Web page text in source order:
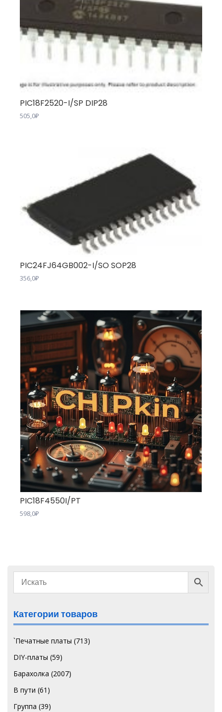
PIC18F2520-I/SP DIP28
505,0₽
PIC24FJ64GB002-I/SO SOP28
356,0₽
PIC18F4550I/PT
598,0₽
Категории товаров
`Печатные платы (713)
DIY-платы (59)
Барахолка (2007)
В пути (61)
Группа (39)